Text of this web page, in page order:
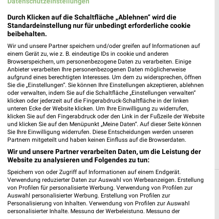
Lidl Ansbach
Rettistr. 1
Heute 07:00 - 20:00 Uhr | Geöffnet
408,26 km • Angebote: 2 Prospekte
Action Ansbach
Residenzstraße 2-6
91522 Ansbach
Heute 09:00 - 20:00 Uhr | Geöffnet
408,88 km • Angebote: 1 Prospekt
Discounter Angebote und Prospekte für
Geslau
Durch Klicken auf die Schaltfläche „Ablehnen“ wird die
Standardeinstellung nur für unbedingt erforderliche cookie
beibehalten.
Wir und unsere Partner speichern und/oder greifen auf Informationen auf
einem Gerät zu, wie z. B. eindeutige IDs in cookie und anderen
Browserspeichern, um personenbezogene Daten zu verarbeiten. Einige
Anbieter verarbeiten Ihre personenbezogenen Daten möglicherweise
aufgrund eines berechtigten Interesses. Um dem zu widersprechen, öffnen
Sie die „Einstellungen“. Sie können Ihre Einstellungen akzeptieren, ablehnen
oder verwalten, indem Sie auf die Schaltfläche „Einstellungen verwalten“
klicken oder jederzeit auf die Fingerabdruck-Schaltfläche in der linken
unteren Ecke der Website klicken. Um Ihre Einwilligung zu widerrufen,
klicken Sie auf den Fingerabdruck oder den Link in der Fußzeile der Website
und klicken Sie auf den Menüpunkt „Meine Daten“. Auf dieser Seite können
Sie Ihre Einwilligung widerrufen. Diese Entscheidungen werden unseren
Partnern mitgeteilt und haben keinen Einfluss auf die Browserdaten.
Wir und unsere Partner verarbeiten Daten, um die Leistung der
Website zu analysieren und Folgendes zu tun:
Speichern von oder Zugriff auf Informationen auf einem Endgerät.
Verwendung reduzierter Daten zur Auswahl von Werbeanzeigen. Erstellung
von Profilen für personalisierte Werbung. Verwendung von Profilen zur
Auswahl personalisierter Werbung. Erstellung von Profilen zur
Personalisierung von Inhalten. Verwendung von Profilen zur Auswahl
personalisierter Inhalte. Messung der Werbeleistung. Messung der